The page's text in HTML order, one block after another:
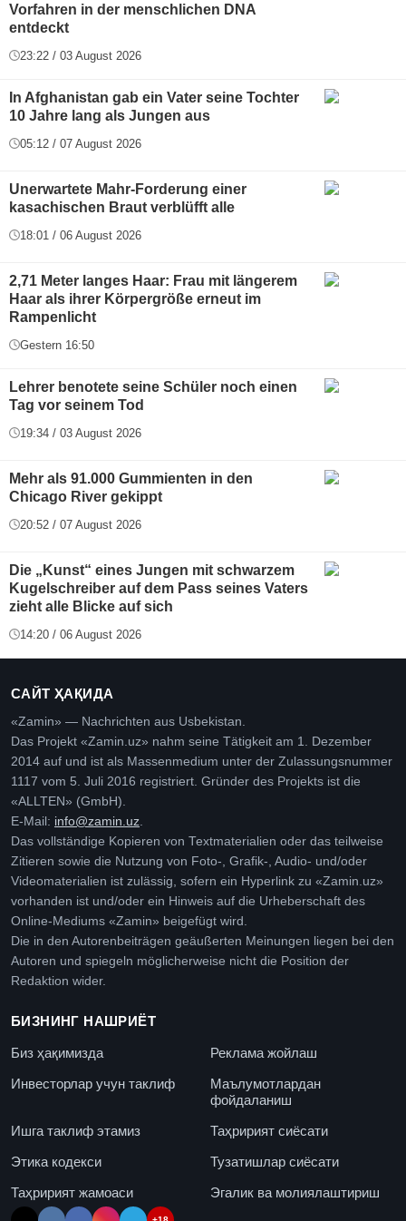
Vorfahren in der menschlichen DNA
entdeckt
23:22 / 03 August 2026
In Afghanistan gab ein Vater seine Tochter
10 Jahre lang als Jungen aus
05:12 / 07 August 2026
Unerwartete Mahr-Forderung einer
kasachischen Braut verblüfft alle
18:01 / 06 August 2026
2,71 Meter langes Haar: Frau mit längerem
Haar als ihrer Körpergröße erneut im
Rampenlicht
Gestern 16:50
Lehrer benotete seine Schüler noch einen
Tag vor seinem Tod
19:34 / 03 August 2026
Mehr als 91.000 Gummienten in den
Chicago River gekippt
20:52 / 07 August 2026
Die „Kunst“ eines Jungen mit schwarzem
Kugelschreiber auf dem Pass seines Vaters
zieht alle Blicke auf sich
14:20 / 06 August 2026
САЙТ ҲАҚИДА
«Zamin» — Nachrichten aus Usbekistan.
Das Projekt «Zamin.uz» nahm seine Tätigkeit am 1. Dezember
2014 auf und ist als Massenmedium unter der Zulassungsnummer
1117 vom 5. Juli 2016 registriert. Gründer des Projekts ist die
«ALLTEN» (GmbH).
E-Mail: info@zamin.uz
Das vollständige Kopieren von Textmaterialien oder das teilweise
Zitieren sowie die Nutzung von Foto-, Grafik-, Audio- und/oder
Videomaterialien ist zulässig, sofern ein Hyperlink zu «Zamin.uz»
vorhanden ist und/oder ein Hinweis auf die Urheberschaft des
Online-Mediums «Zamin» beigefügt wird.
Die in den Autorenbeiträgen geäußerten Meinungen liegen bei den
Autoren und spiegeln möglicherweise nicht die Position der
Redaktion wider.
БИЗНИНГ НАШРИЁТ
Биз ҳақимизда
Реклама жойлаш
Инвесторлар учун таклиф
Маълумотлардан
фойдаланиш
Ишга таклиф этамиз
Таҳририят сиёсати
Этика кодекси
Тузатишлар сиёсати
Таҳририят жамоаси
Эгалик ва молиялаштириш